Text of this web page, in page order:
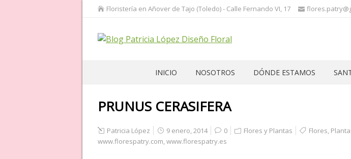
Floristería en Añover de Tajo (Toledo) - Calle Fernando VI, 17
INICIO NOSOTROS DÓNDE ESTAMOS
PRUNUS CERASIFERA
Patricia López 9 enero, 2014 0 Flores y Plantas Flores,
www.florespatry.com,www.florespatry.es